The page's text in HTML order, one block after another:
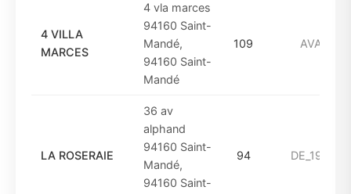
4 VILLA
MARCES
4 vla marces
94160 Saint-
Mandé,
94160 Saint-
Mandé
109
LA ROSERAIE
36 av
alphand
94160 Saint-
Mandé,
94160 Saint-
94